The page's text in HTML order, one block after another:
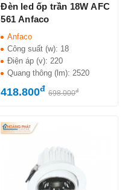
Đèn led ốp trần 18W AFC
561 Anfaco
Anfaco
Công suất (w): 18
Điện áp (v): 220
Quang thông (lm): 2520
418.800đ 698.000đ